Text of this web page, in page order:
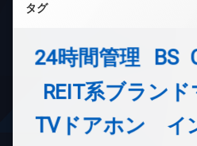
タグ
24時間管理 BS
REIT系ブラン
TVドアホン
イ